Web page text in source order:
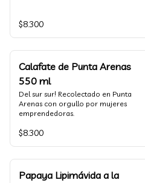
$8.300
Calafate de Punta Arenas
550 ml
Del sur sur! Recolectado en Punta
Arenas con orgullo por mujeres
emprendedoras.
$8.300
Papaya Lipimávida a la